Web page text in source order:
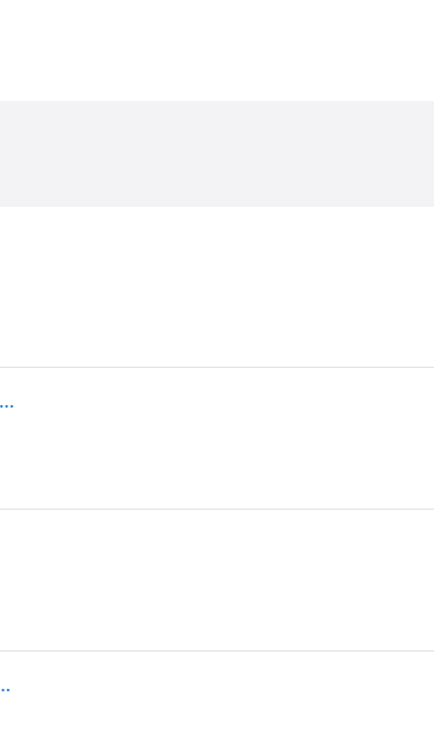
Hp Cf362a (508a) Cartouche De Toner Jaune Authentique (tva Incluse)
LaserJet M552, M553, MFP M577 | CF362A